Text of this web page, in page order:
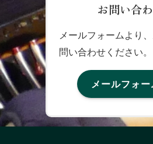
お問い合
メールフォームより
問い合わせください。
メールフォ